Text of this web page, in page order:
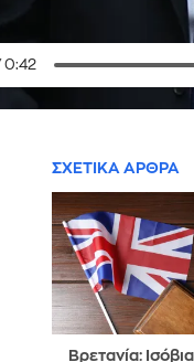
ΣΧΕΤΙΚΑ ΑΡΘΡΑ
Βρετανία: